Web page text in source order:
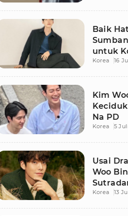
Baik
untuk
Korea 16
Kim
Na PD
Korea 5
Usai
Woo
Korea 13